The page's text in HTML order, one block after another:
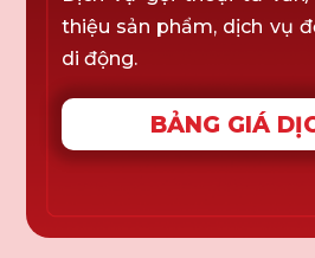
thiệu sản phẩm, dịch vụ
di động.
BẢNG GIÁ